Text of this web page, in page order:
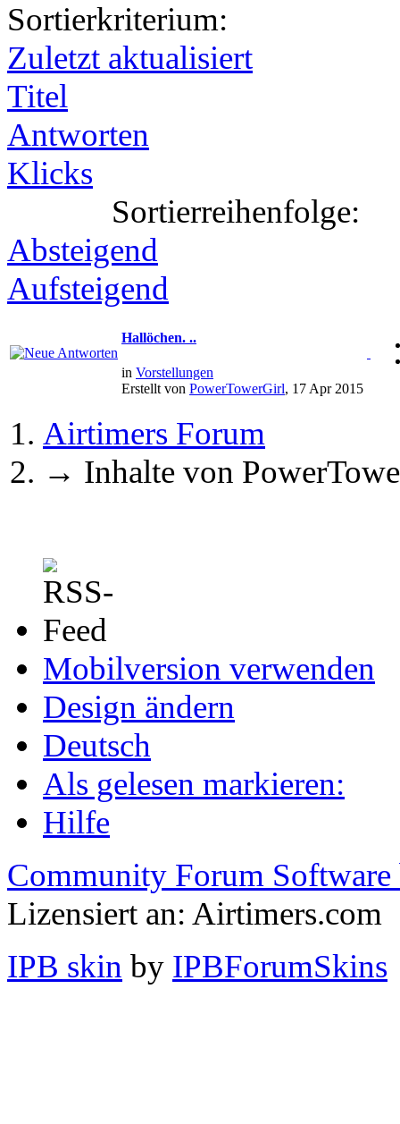
Sortierkriterium:
Zuletzt aktualisiert
Titel
Antworten
Klicks
Sortierreihenfolge:
Absteigend
Aufsteigend
Hallöchen. ..
in Vorstellungen
Erstellt von PowerTowerGirl, 17 Apr 2015
Airtimers Forum
→ Inhalte von
Mobilversion verwenden
Design ändern
Deutsch
Als gelesen markieren:
Hilfe
Community Forum Software
Lizensiert an: Airtimers.com
IPB skin by IPBForumSkins